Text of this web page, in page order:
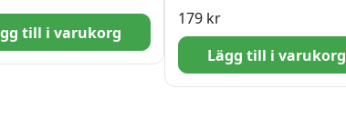
till i varukorg
179 kr
Lägg till i varukorg